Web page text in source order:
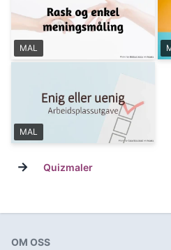
MAL
MAL
→ Quizmaler
OM OSS